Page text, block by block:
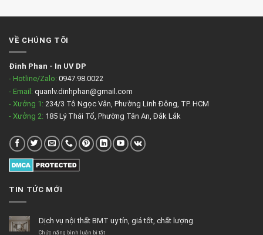
VỀ CHÚNG TÔI
Đinh Phan - In UV DP
- Hotline/Zalo: 0947.98.0022
- Email: quanlv.dinhphan@gmail.com
- Xưởng 1: 234/3 Tô Ngọc Vân, Phường Linh Đông, TP. HCM
- Xưởng 2: 185 Lý Thái Tổ, Phường Tân An, Đắk Lắk
TIN TỨC MỚI
Dịch vụ nội thất BMT uy tín, giá tốt, chất lượng
Chức năng bình luận bị tắtở